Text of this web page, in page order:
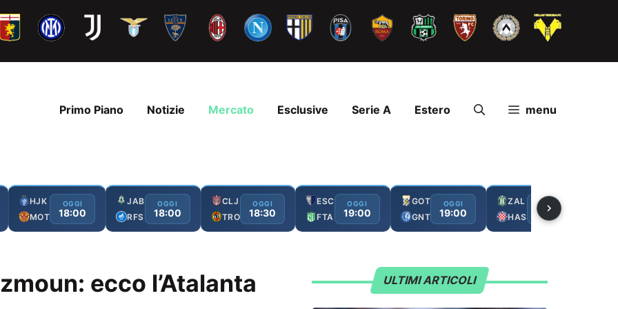
Primo Piano Notizie Mercato Esclusive Serie A Estero menu
HJK
MOT
OGGI
18:00
JAB
RFS
OGGI
18:00
CLJ
TRO
OGGI
18:30
ESC
FTA
OGGI
19:00
GOT
GNT
OGGI
19:00
ZAL
HAS
OGGI
19:00
ecco l’Atalanta
ULTIMI ARTICOLI